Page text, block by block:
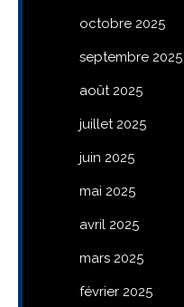
octobre 2025
septembre 2025
août 2025
juillet 2025
juin 2025
mai 2025
avril 2025
mars 2025
février 2025